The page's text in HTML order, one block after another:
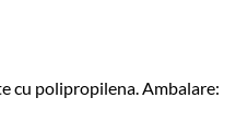
cu polipropilena. Ambalare: